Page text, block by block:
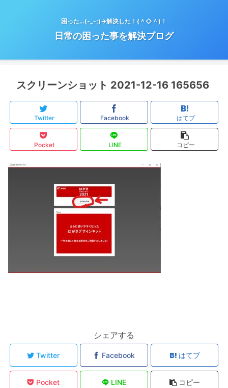
困った…(-_-;)→解決した！(＾◇＾)！
日常の困った事を解決ブログ
スクリーンショット 2021-12-16 165656
Twitter Facebook はてブ
Pocket LINE コピー
シェアする
Twitter Facebook はてブ
Pocket LINE コピー